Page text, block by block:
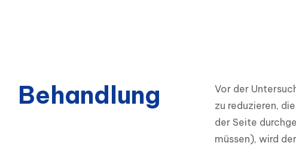
Behandlung
Vor der
zu reduzieren,
der Seite
müssen), wird